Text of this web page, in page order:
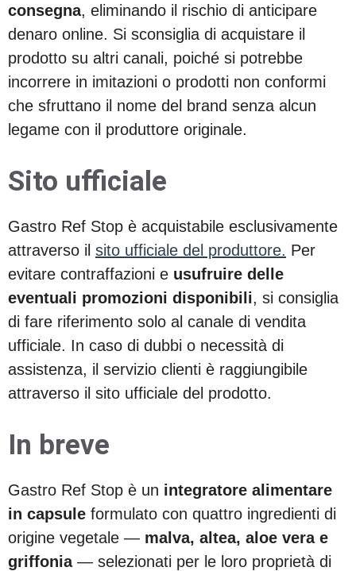
consegna, eliminando il rischio di anticipare
denaro online. Si sconsiglia di acquistare il
prodotto su altri canali, poiché si potrebbe
incorrere in imitazioni o prodotti non conformi
che sfruttano il nome del brand senza alcun
legame con il produttore originale.
Sito ufficiale
Gastro Ref Stop è acquistabile esclusivamente
attraverso il sito ufficiale del produttore. Per
evitare contraffazioni e usufruire delle
eventuali promozioni disponibili, si consiglia
di fare riferimento solo al canale di vendita
ufficiale. In caso di dubbi o necessità di
assistenza, il servizio clienti è raggiungibile
attraverso il sito ufficiale del prodotto.
In breve
Gastro Ref Stop è un integratore alimentare
in capsule formulato con quattro ingredienti di
origine vegetale — malva, altea, aloe vera e
griffonia— selezionati per le loro proprietà di